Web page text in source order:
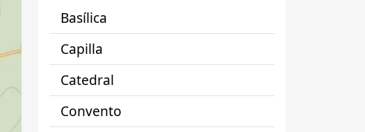
Basílica
Capilla
Catedral
Convento